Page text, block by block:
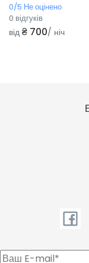
0/5 Не оцінено
0 відгуків
від ₴ 700/ ніч